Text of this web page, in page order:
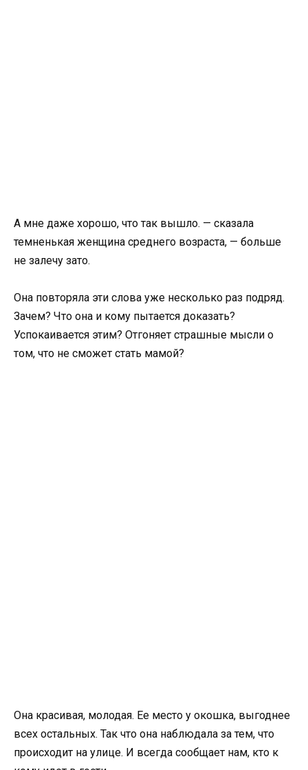
А мне даже хорошо, что так вышло. — сказала
темненькая женщина среднего возраста, — больше
не залечу зато.
Она повторяла эти слова уже несколько раз подряд.
Зачем? Что она и кому пытается доказать?
Успокаивается этим? Отгоняет страшные мысли о
том, что не сможет стать мамой?
Она красивая, молодая. Ее место у окошка, выгоднее
всех остальных. Так что она наблюдала за тем, что
происходит на улице. И всегда сообщает нам, кто к